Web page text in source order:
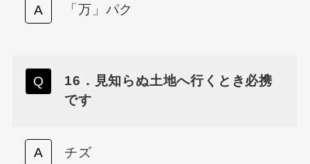
「万」パク
16．見知らぬ土地へ行くとき必携
です
チズ